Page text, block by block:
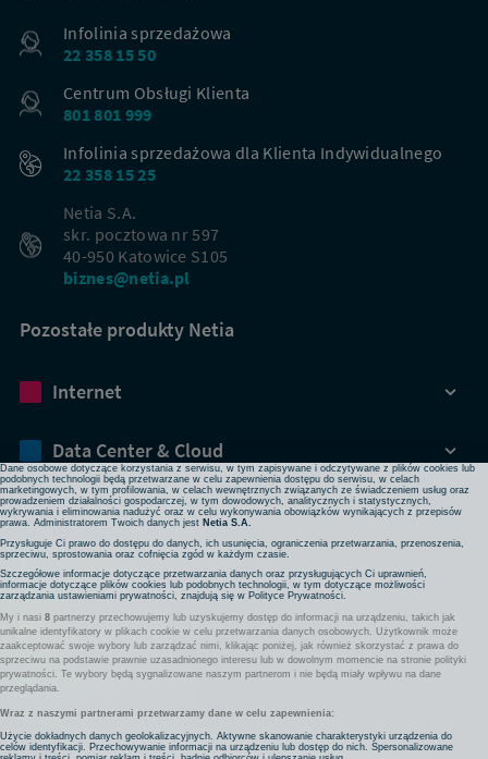
Infolinia sprzedażowa
22 358 15 50
Centrum Obsługi Klienta
801 801 999
Infolinia sprzedażowa dla Klienta Indywidualnego
22 358 15 25
Netia S.A.
skr. pocztowa nr 597
40-950 Katowice S105
biznes@netia.pl
Pozostałe produkty Netia
Internet
Data Center & Cloud
Bezpieczeństwo
Rozwiązania sieciowe
Komunikacja
Pozostałe usługi
My i nasi 8 partnerzy przechowujemy lub uzyskujemy dostęp do informacji na urządzeniu, takich jak
unikalne identyfikatory w plikach cookie w celu przetwarzania danych osobowych. Użytkownik może
zaakceptować swoje wybory lub zarządzać nimi, klikając poniżej, jak również skorzystać z prawa do
sprzeciwu na podstawie prawnie uzasadnionego interesu lub w dowolnym momencie na stronie polityki
prywatności. Te wybory będą sygnalizowane naszym partnerom i nie będą miały wpływu na dane
przeglądania.
Używamy plików cookies lub podobnych technologii w celu zapewnienia Ci dostępu do serwisu,
usprawniania jego działania, profilowania i wyświetlania treści dopasowanych do Twoich potrzeb. W
może spowodować brak dostępu do niektórych funkcji serwisu.
Dane osobowe dotyczące korzystania z serwisu, w tym zapisywane i odczytywane z plików cookies lub
podobnych technologii będą przetwarzane w celu zapewnienia dostępu do serwisu, w celach
marketingowych, w tym profilowania, w celach wewnętrznych związanych ze świadczeniem usług oraz
prowadzeniem działalności gospodarczej, w tym dowodowych, analitycznych i statystycznych,
wykrywania i eliminowania nadużyć oraz w celu wykonywania obowiązków wynikających z przepisów
prawa. Administratorem Twoich danych jest Netia S.A.
Przysługuje Ci prawo do dostępu do danych, ich usunięcia, ograniczenia przetwarzania, przenoszenia,
sprzeciwu, sprostowania oraz cofnięcia zgód w każdym czasie.
Szczegółowe informacje dotyczące przetwarzania danych oraz przysługujących Ci uprawnień,
informacje dotyczące plików cookies lub podobnych technologii, w tym dotyczące możliwości
zarządzania ustawieniami prywatności, znajdują się w Polityce Prywatności.
Wraz z naszymi partnerami przetwarzamy dane w celu zapewnienia:
Użycie dokładnych danych geolokalizacyjnych. Aktywne skanowanie charakterystyki urządzenia do
celów identyfikacji. Przechowywanie informacji na urządzeniu lub dostęp do nich. Spersonalizowane